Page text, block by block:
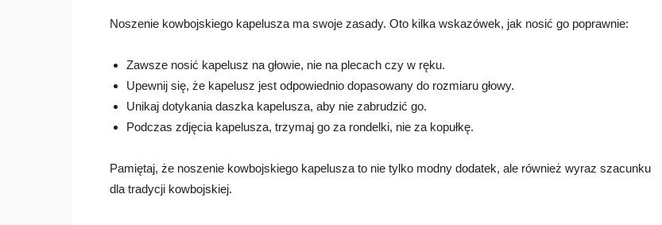
Noszenie kowbojskiego kapelusza ma swoje zasady. Oto kilka wskazówek, jak nosić go poprawnie:
Zawsze nosić kapelusz na głowie, nie na plecach czy w ręku.
Upewnij się, że kapelusz jest odpowiednio dopasowany do rozmiaru głowy.
Unikaj dotykania daszka kapelusza, aby nie zabrudzić go.
Podczas zdjęcia kapelusza, trzymaj go za rondelki, nie za kopułkę.
Pamiętaj, że noszenie kowbojskiego kapelusza to nie tylko modny dodatek, ale również wyraz szacunku
dla tradycji kowbojskiej.